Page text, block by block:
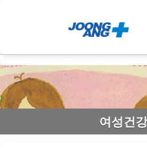
여성건